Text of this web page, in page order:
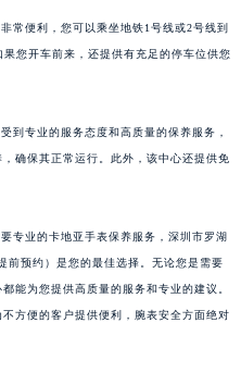
常便利，您可以乘坐地铁1号线或2号线到
您开车前来，还提供有充足的停车位供您
到专业的服务态度和高质量的保养服务，
确保其正常运行。此外，该中心还提供免
专业的卡地亚手表保养服务，深圳市罗湖
前预约）是您的最佳选择。无论您是需要
能为您提供高质量的服务和专业的建议。
方便的客户提供便利，腕表安全方面绝对